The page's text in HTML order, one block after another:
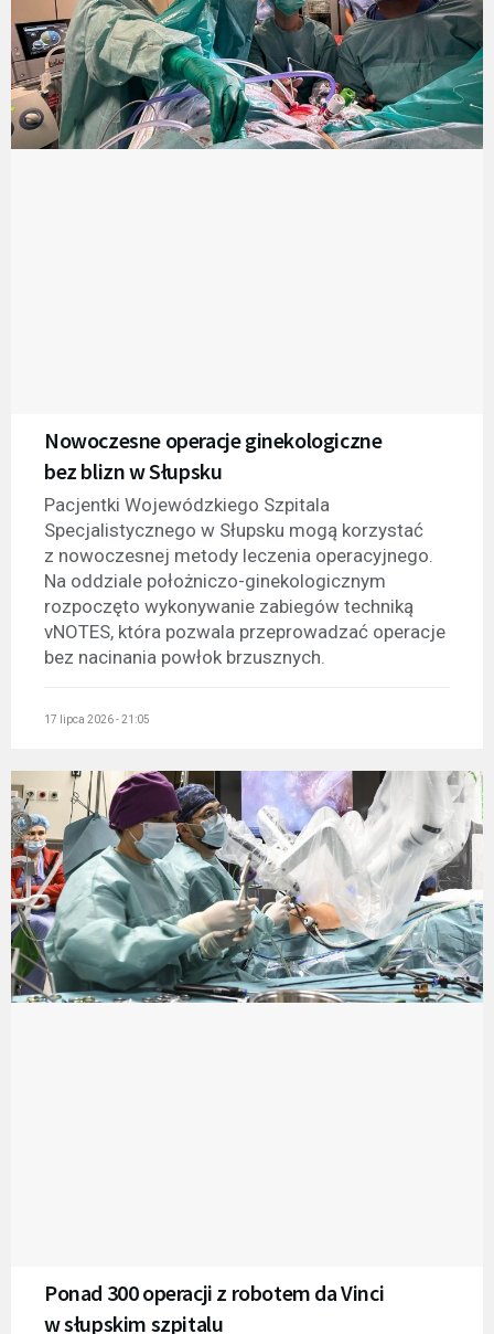
Nowoczesne operacje ginekologiczne
bez blizn w Słupsku
Pacjentki Wojewódzkiego Szpitala
Specjalistycznego w Słupsku mogą korzystać
z nowoczesnej metody leczenia operacyjnego.
Na oddziale położniczo-ginekologicznym
rozpoczęto wykonywanie zabiegów techniką
vNOTES, która pozwala przeprowadzać operacje
bez nacinania powłok brzusznych.
17 lipca 2026 - 21:05
Ponad 300 operacji z robotem da Vinci
w słupskim szpitalu